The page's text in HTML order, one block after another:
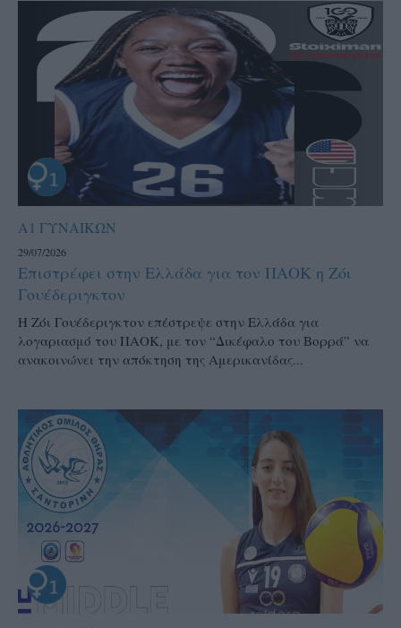
Α1 ΓΥΝΑΙΚΩΝ
29/07/2026
Επιστρέφει στην Ελλάδα για τον ΠΑΟΚ η Ζόι
Γουέδεριγκτον
Η Ζόι Γουέδεριγκτον επέστρεψε στην Ελλάδα για
λογαριασμό του ΠΑΟΚ, με τον “Δικέφαλο του Βορρά” να
ανακοινώνει την απόκτηση της Αμερικανίδας...